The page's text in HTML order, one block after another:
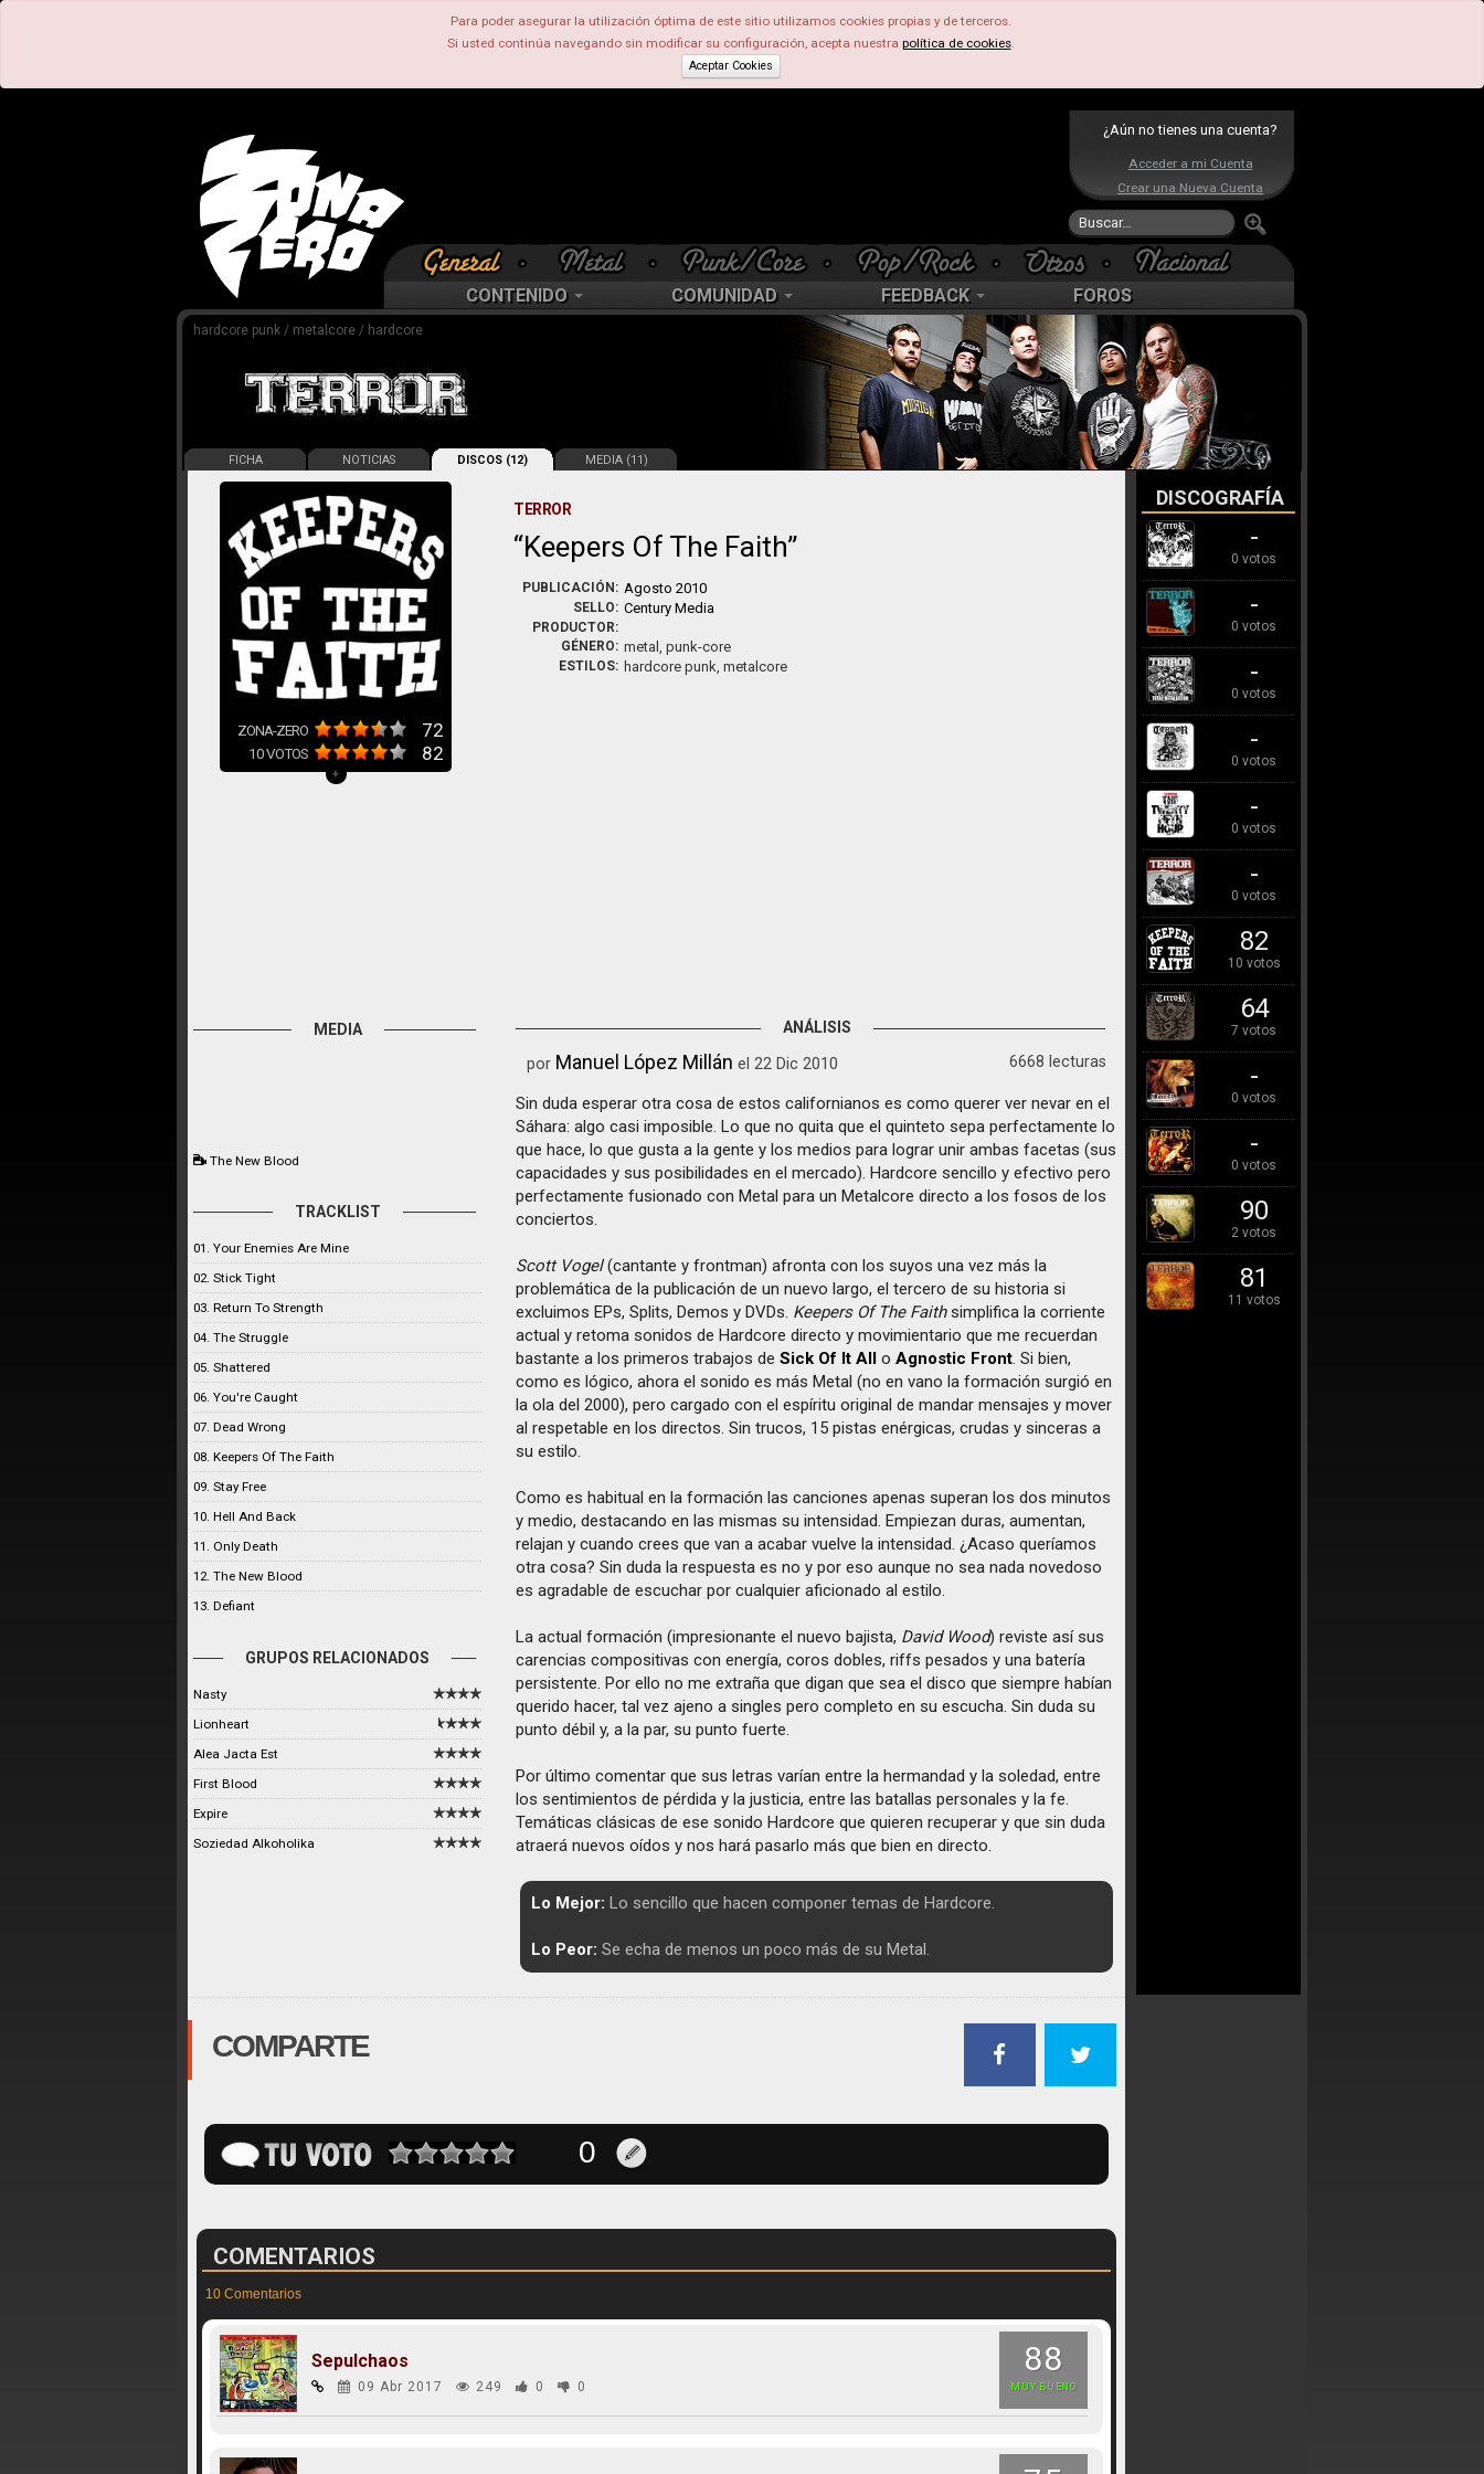
Para poder asegurar la utilización óptima de este sitio utilizamos cookies propias y de terceros.
Si usted continúa navegando sin modificar su configuración, acepta nuestra política de cookies.
Aceptar Cookies
¿Aún no tienes una cuenta?
Acceder a mi Cuenta
Crear una Nueva Cuenta
CONTENIDO COMUNIDAD FEEDBACK FOROS
hardcore punk / metalcore / hardcore
FICHA NOTICIAS DISCOS (12) MEDIA (11)
ZONA-ZERO 72
10VOTOS 82
+
TERROR
Keepers Of The Faith
PUBLICACIÓN: Agosto 2010
SELLO: Century Media
PRODUCTOR:
GÉNERO: metal, punk-core
ESTILOS: hardcore punk, metalcore
MEDIA
The New Blood
TRACKLIST
01. Your Enemies Are Mine
02. Stick Tight
03. Return To Strength
04. The Struggle
05. Shattered
06. You're Caught
07. Dead Wrong
08. Keepers Of The Faith
09. Stay Free
10. Hell And Back
11. Only Death
12. The New Blood
13. Defiant
GRUPOS RELACIONADOS
Nasty
Lionheart
Alea Jacta Est
First Blood
Expire
Soziedad Alkoholika
ANÁLISIS
por Manuel López Millánel 22 Dic 2010 6668 lecturas
Sin duda esperar otra cosa de estos californianos es como querer ver nevar en el
Sáhara: algo casi imposible. Lo que no quita que el quinteto sepa perfectamente lo
que hace, lo que gusta a la gente y los medios para lograr unir ambas facetas (sus
capacidades y sus posibilidades en el mercado). Hardcore sencillo y efectivo pero
perfectamente fusionado con Metal para un Metalcore directo a los fosos de los
conciertos.
Scott Vogel(cantante y frontman) afronta con los suyos una vez más la
problemática de la publicación de un nuevo largo, el tercero de su historia si
excluimos EPs, Splits, Demos y DVDs. Keepers Of The Faithsimplifica la corriente
actual y retoma sonidos de Hardcore directo y movimientario que me recuerdan
bastante a los primeros trabajos deSick Of It All oAgnostic Front. Si bien,
como es lógico, ahora el sonido es más Metal (no en vano la formación surgió en
la ola del 2000), pero cargado con el espíritu original de mandar mensajes y mover
al respetable en los directos. Sin trucos, 15 pistas enérgicas, crudas y sinceras a
su estilo.
Como es habitual en la formación las canciones apenas superan los dos minutos
y medio, destacando en las mismas su intensidad. Empiezan duras, aumentan,
relajan y cuando crees que van a acabar vuelve la intensidad. ¿Acaso queríamos
otra cosa? Sin duda la respuesta es no y por eso aunque no sea nada novedoso
es agradable de escuchar por cualquier aficionado al estilo.
La actual formación (impresionante el nuevo bajista, David Wood) reviste así sus
carencias compositivas con energía, coros dobles, riffs pesados y una batería
persistente. Por ello no me extraña que digan que sea el disco que siempre habían
querido hacer, tal vez ajeno a singles pero completo en su escucha. Sin duda su
punto débil y, a la par, su punto fuerte.
Por último comentar que sus letras varían entre la hermandad y la soledad, entre
los sentimientos de pérdida y la justicia, entre las batallas personales y la fe.
Temáticas clásicas de ese sonido Hardcore que quieren recuperar y que sin duda
atraerá nuevos oídos y nos hará pasarlo más que bien en directo.
Lo Mejor: Lo sencillo que hacen componer temas de Hardcore.
Lo Peor: Se echa de menos un poco más de su Metal.
COMPARTE
COMENTARIOS
10 Comentarios
88
MUY BUENO
Sepulchaos
09 Abr 2017 249 0 0
DISCOGRAFÍA
-
0 votos
-
0 votos
-
0 votos
-
0 votos
-
0 votos
-
0 votos
82
10 votos
64
7 votos
-
0 votos
-
0 votos
90
2 votos
81
11 votos